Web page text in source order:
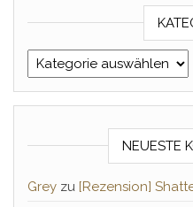
Kategorien
NEUESTE
Grey zu [Rezension]